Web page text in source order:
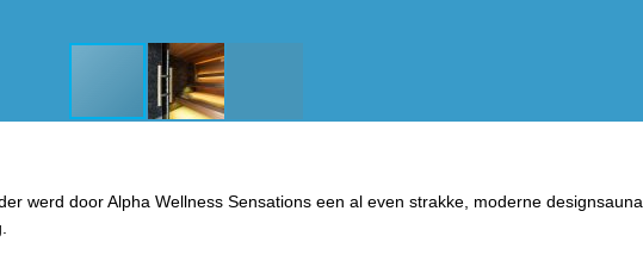
werd door Alpha Wellness Sensations een al even strakke, moderne designsauna